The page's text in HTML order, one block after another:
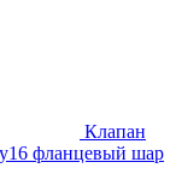
Клапан
фланцевый шар